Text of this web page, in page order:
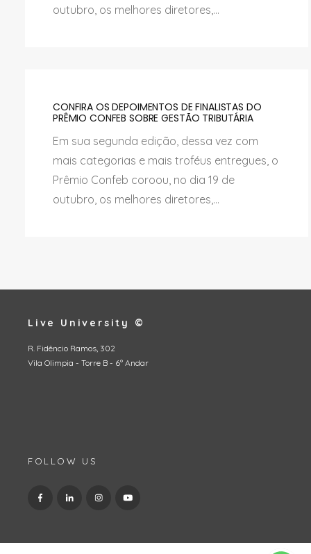
outubro, os melhores diretores,...
CONFIRA OS DEPOIMENTOS DE FINALISTAS DO
PRÊMIO CONFEB SOBRE GESTÃO TRIBUTÁRIA
Em sua segunda edição, dessa vez com
mais categorias e mais troféus entregues, o
Prêmio Confeb coroou, no dia 19 de
outubro, os melhores diretores,...
Live University ©
R. Fidêncio Ramos, 302
Vila Olimpia - Torre B - 6º Andar
FOLLOW US